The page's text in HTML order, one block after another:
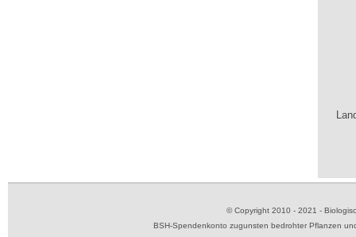
© Copyright 2010 - 2021 -
BSH-Spendenkonto zugunsten bedrohter Pflanzen